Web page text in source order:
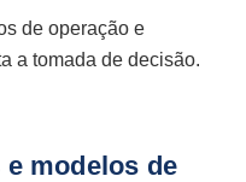
de operação e
a tomada de decisão.
modelos de